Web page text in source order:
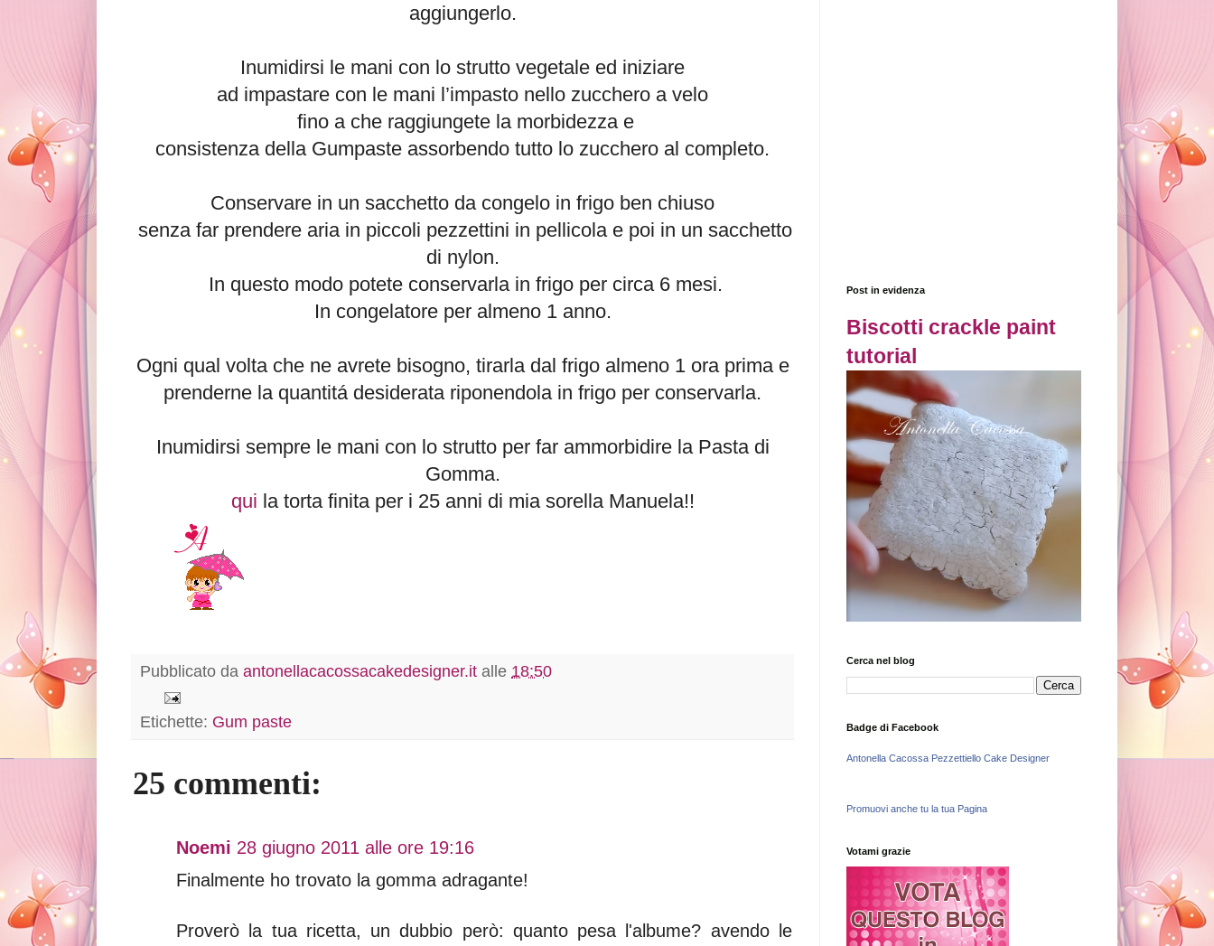
aggiungerlo.
Inumidirsi le mani con lo strutto vegetale ed iniziare
ad impastare con le mani l’impasto nello zucchero a velo
fino a che raggiungete la morbidezza e
consistenza della Gumpaste assorbendo tutto lo zucchero al completo.
Conservare in un sacchetto da congelo in frigo ben chiuso
senza far prendere aria in piccoli pezzettini in pellicola e poi in un sacchetto
di nylon.
In questo modo potete conservarla in frigo per circa 6 mesi.
In congelatore per almeno 1 anno.
Ogni qual volta che ne avrete bisogno, tirarla dal frigo almeno 1 ora prima e
prenderne la quantitá desiderata riponendola in frigo per conservarla.
Inumidirsi sempre le mani con lo strutto per far ammorbidire la Pasta di
Gomma.
qui la torta finita per i 25 anni di mia sorella Manuela!!
Pubblicato da antonellacacossacakedesigner.it alle 18:50
Etichette: Gum paste
25 commenti:
Noemi 28 giugno 2011 alle ore 19:16
Finalmente ho trovato la gomma adragante!
Proverò la tua ricetta, un dubbio però: quanto pesa l'albume? avendo le
Post in evidenza
Biscotti crackle paint
tutorial
Cerca nel blog
Badge di Facebook
Antonella Cacossa Pezzettiello Cake Designer
Promuovi anche tu la tua Pagina
Votami grazie